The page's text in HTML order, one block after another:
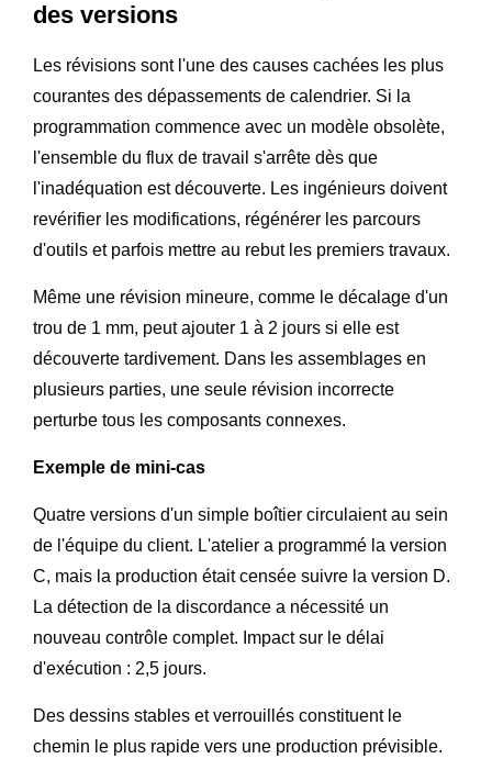
des versions
Les révisions sont l'une des causes cachées les plus
courantes des dépassements de calendrier. Si la
programmation commence avec un modèle obsolète,
l'ensemble du flux de travail s'arrête dès que
l'inadéquation est découverte. Les ingénieurs doivent
revérifier les modifications, régénérer les parcours
d'outils et parfois mettre au rebut les premiers travaux.
Même une révision mineure, comme le décalage d'un
trou de 1 mm, peut ajouter 1 à 2 jours si elle est
découverte tardivement. Dans les assemblages en
plusieurs parties, une seule révision incorrecte
perturbe tous les composants connexes.
Exemple de mini-cas
Quatre versions d'un simple boîtier circulaient au sein
de l'équipe du client. L'atelier a programmé la version
C, mais la production était censée suivre la version D.
La détection de la discordance a nécessité un
nouveau contrôle complet. Impact sur le délai
d'exécution : 2,5 jours.
Des dessins stables et verrouillés constituent le
chemin le plus rapide vers une production prévisible.